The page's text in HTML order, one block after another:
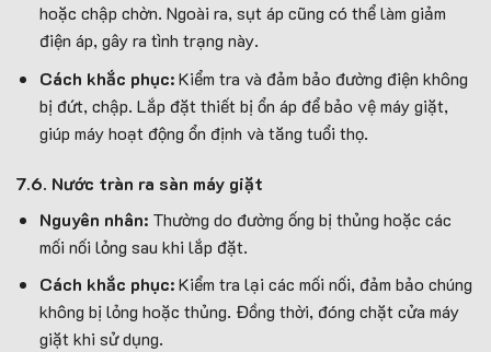
hoặc chập chờn. Ngoài ra, sụt áp cũng có thể làm giảm
điện áp, gây ra tình trạng này.
Cách khắc phục:Kiểm tra và đảm bảo đường điện không
bị đứt, chập. Lắp đặt thiết bị ổn áp để bảo vệ máy giặt,
giúp máy hoạt động ổn định và tăng tuổi thọ.
7.6. Nước tràn ra sàn máy giặt
Nguyên nhân: Thường do đường ống bị thủng hoặc các
mối nối lỏng sau khi lắp đặt.
Cách khắc phục:Kiểm tra lại các mối nối, đảm bảo chúng
không bị lỏng hoặc thủng. Đồng thời, đóng chặt cửa máy
giặt khi sử dụng.